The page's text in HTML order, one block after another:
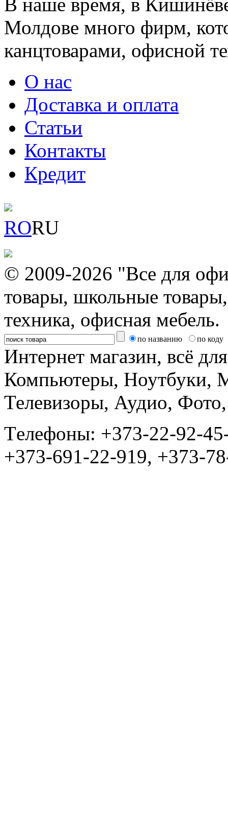
Молдове много фирм,
канцтоварами, офисной
О нас
Доставка и оплата
Статьи
Контакты
Кредит
RORU
© 2009-2026 "Все для
товары, школьные
техника, офисная мебель.
по названию по коду
Интернет магазин, всё
Компьютеры, Ноутбуки,
Телевизоры, Аудио,
Tелефоны: +373-22-92-
+373-691-22-919, +373-